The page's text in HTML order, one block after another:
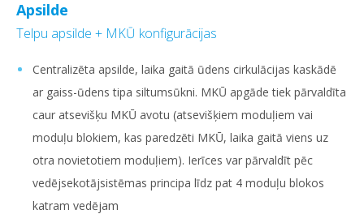
Apsilde
Telpu apsilde + MKŪ konfigurācijas
Centralizēta apsilde, laika gaitā ūdens cirkulācijas kaskādē
ar gaiss-ūdens tipa siltumsūkni. MKŪ apgāde tiek pārvaldīta
caur atsevišķu MKŪ avotu (atsevišķiem moduļiem vai
moduļu blokiem, kas paredzēti MKŪ, laika gaitā viens uz
otra novietotiem moduļiem). Ierīces var pārvaldīt pēc
vedējsekotājsistēmas principa līdz pat 4 moduļu blokos
katram vedējam